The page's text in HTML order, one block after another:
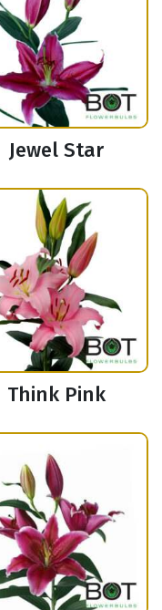
Jewel Star
Think Pink